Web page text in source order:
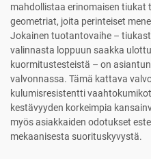
mahdollistaa erinomaisen tiukat
geometriat, joita perinteiset
Jokainen tuotantovaihe –
valinnasta loppuun saakka
kuormitustesteistä – on
valvonnassa. Tämä kattava
kulumisresistentti
kestävyyden korkeimpia
myös asiakkaiden odotukset
mekaanisesta suorituskyvystä.